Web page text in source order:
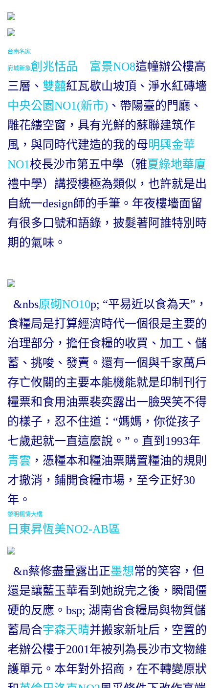
台南名家
府城新象創兆恬品 富景NO8這幢辦公樓高
三層、 雙囍紅瓦歇山坡頂、淨水紅磚墻
中央公園NO1(新市) 、帶陽臺的門廳、
雕花縷空窗，具有光鮮的蘇聯建筑作
風，與同時代建造的我的母明興金華
NO1校長沙市第五中學（雅夏綠地華廈
禮中學）講授樓極為類似，也許就是出
自統一design師的手筆。年夜樓墻面留
有很多口號和語錄，披髮著阿誰特別時
期的氣味。
&nbs原砌NO10p; “平易近以食為天”，
食糧局是打算經濟時代一個很是主要的
治理部分，擔任食糧的收買、加工、儲
蓄、挑唆、發賣。還有一個與千家萬戶
存亡攸關的主要本能機能就是印制刊行
糧票和食用油票裴奕露出一臉哭笑不得
的樣子，忍不住道：“媽媽，你從孩子
七歲起就一直這麼說。”。直到1993年
青雲 ，憑糧本和糧油票購置糧油的規則
才撤消，鋪開食糧市場，至今正好30
年。
黎明楓情大樓
日東昇恆美NO2-AB區
&n蔡修盡量露出正墨想常的笑容，但
還是讓藍玉華看到她說完之後，瞬間僵
硬的反應。bsp; 湖南省食糧局與物質儲
蓄局合宇森天晴并搬家新址后，空置的
老辦公樓于2001年被列為長沙市文物維
護單元。本年對外招商，在不轉變原狀